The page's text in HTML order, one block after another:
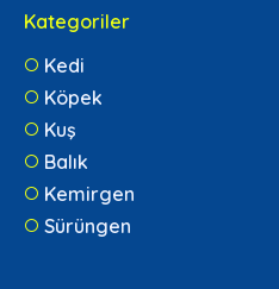
Kategoriler
Kedi
Köpek
Kuş
Balık
Kemirgen
Sürüngen